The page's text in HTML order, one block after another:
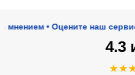
• Оцените наш сервис
4.3